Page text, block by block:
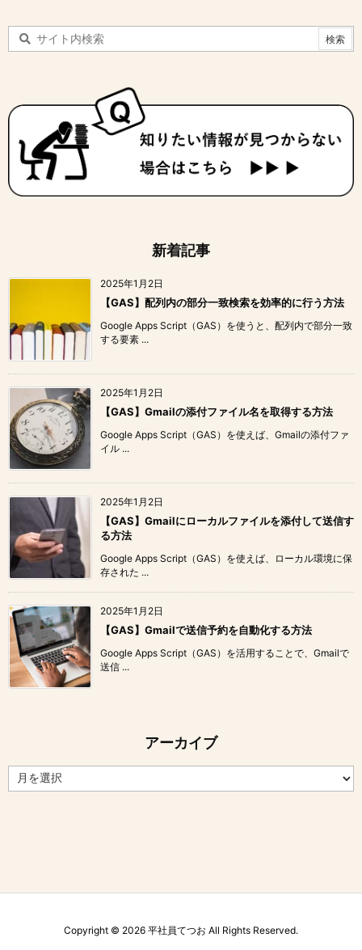
新着記事
2025年1月2日
【GAS】配列内の部分一致検索を効率的に行う方法
Google Apps Script（GAS）を使うと、配列内で部分一致
する要素 ...
2025年1月2日
【GAS】Gmailの添付ファイル名を取得する方法
Google Apps Script（GAS）を使えば、Gmailの添付ファ
イル ...
2025年1月2日
【GAS】Gmailにローカルファイルを添付して送信す
る方法
Google Apps Script（GAS）を使えば、ローカル環境に保
存された ...
2025年1月2日
【GAS】Gmailで送信予約を自動化する方法
Google Apps Script（GAS）を活用することで、Gmailで
送信 ...
アーカイブ
ー
Copyright © 2026 平社員てつお All Rights Reserved.